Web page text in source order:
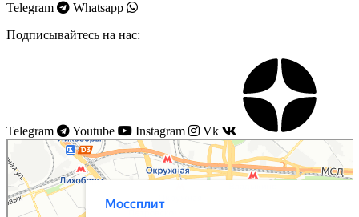
Telegram
Whatsapp
Подписывайтесь на нас:
Telegram Youtube Instagram Vk
Моссплит
Системы вентиляции в Москве
Установка кондиционеров в Москве